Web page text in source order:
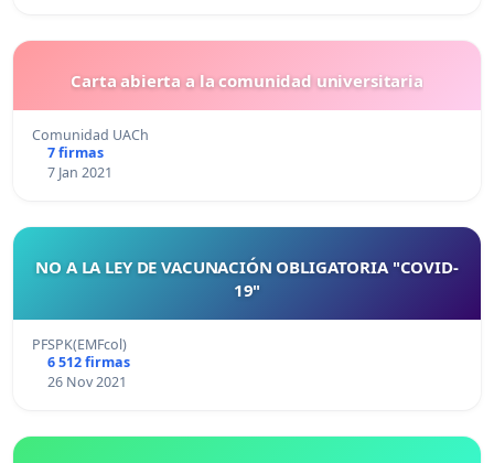
Carta abierta a la comunidad universitaria
Comunidad UACh
7 firmas
7 Jan 2021
NO A LA LEY DE VACUNACIÓN OBLIGATORIA "COVID-
19"
PFSPK(EMFcol)
6 512 firmas
26 Nov 2021